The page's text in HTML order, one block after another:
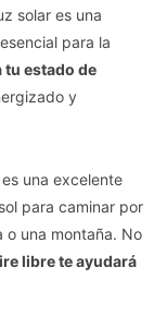
solar es una
para la
tu estado de
y
una excelente
para caminar por
o una montaña. No
libre te ayudará